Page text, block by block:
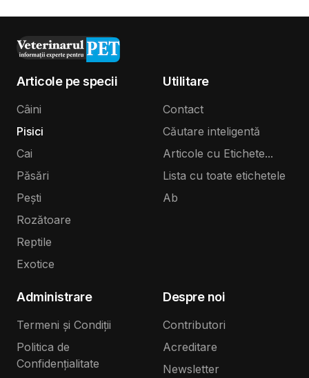
Articole pe specii
Câini
Pisici
Cai
Păsări
Pești
Rozătoare
Reptile
Exotice
Utilitare
Contact
Căutare inteligentă
Articole cu Etichete...
Lista cu toate etichetele
Ab
Administrare
Termeni și Condiții
Politica de
Confidențialitate
Despre noi
Contributori
Acreditare
Newsletter